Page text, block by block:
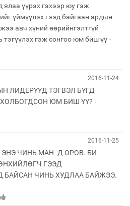
ялаа үүрэх гэхээр юу гэж
үймүүлэх гээд байгаан ардын
авч хүний өөрийнгэлтгүй
тэгүүлэх гэж сонгоо юм биш үү
2016-11-24
ЛИДЕРҮҮД ТЭГВЭЛ БҮГД
ЮМ БИШ ҮҮ?
2016-11-25
ЭНЭ ЧИНЬ МАН- Д ОРОВ. БИ
ГЭЭД
БАЙСАН ЧИНЬ ХУДЛАА БАЙЖЭЭ.